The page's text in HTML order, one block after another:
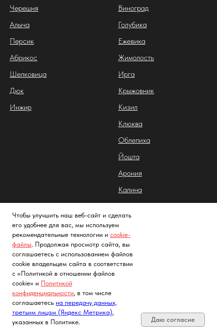
Черешня
Алыча
Персик
Абрикос
Шелковица
Дюк
Инжир
Виноград
Голубика
Ежевика
Жимолость
Ирга
Крыжовник
Кизил
Клюква
Облепиха
Йошта
Арония
Калина
Лимонник китайский
Садовые растения
Хвойные растения
Декоративные растения
Лиственные растения
Цветы
Роза
Чтобы улучшить наш веб-сайт и сделать
его удобнее для вас, мы используем
рекомендательные технологии и cookie-
файлы. Продолжая просмотр сайта, вы
соглашаетесь с использованием файлов
cookie владельцем сайта в соответствии
с «Политикой в отношении файлов
cookie» и Политикой
конфиденциальности, в том числе
соглашаетесь на передачу данных,
третьим лицам (Яндекс Метрика),
указанных в Политике.
Даю согласие